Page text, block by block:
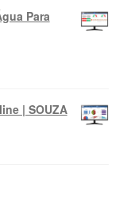
Para
| SOUZA